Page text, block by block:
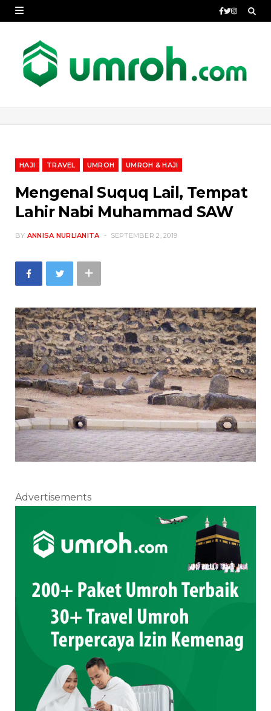
HAJI TRAVEL UMROH UMROH & HAJI
Mengenal Suquq Lail, Tempat
Lahir Nabi Muhammad SAW
BY ANNISA NURLIANITA SEPTEMBER 2, 2019
Advertisements